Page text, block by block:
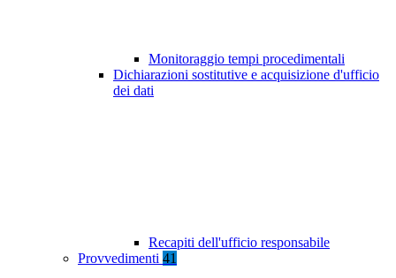
Monitoraggio tempi procedimentali
Dichiarazioni sostitutive e acquisizione d'ufficio
dei dati
Recapiti dell'ufficio responsabile
Provvedimenti 41